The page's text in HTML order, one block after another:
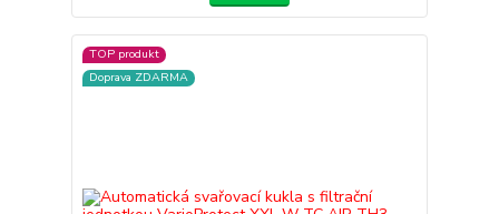
TOP produkt
Doprava ZDARMA